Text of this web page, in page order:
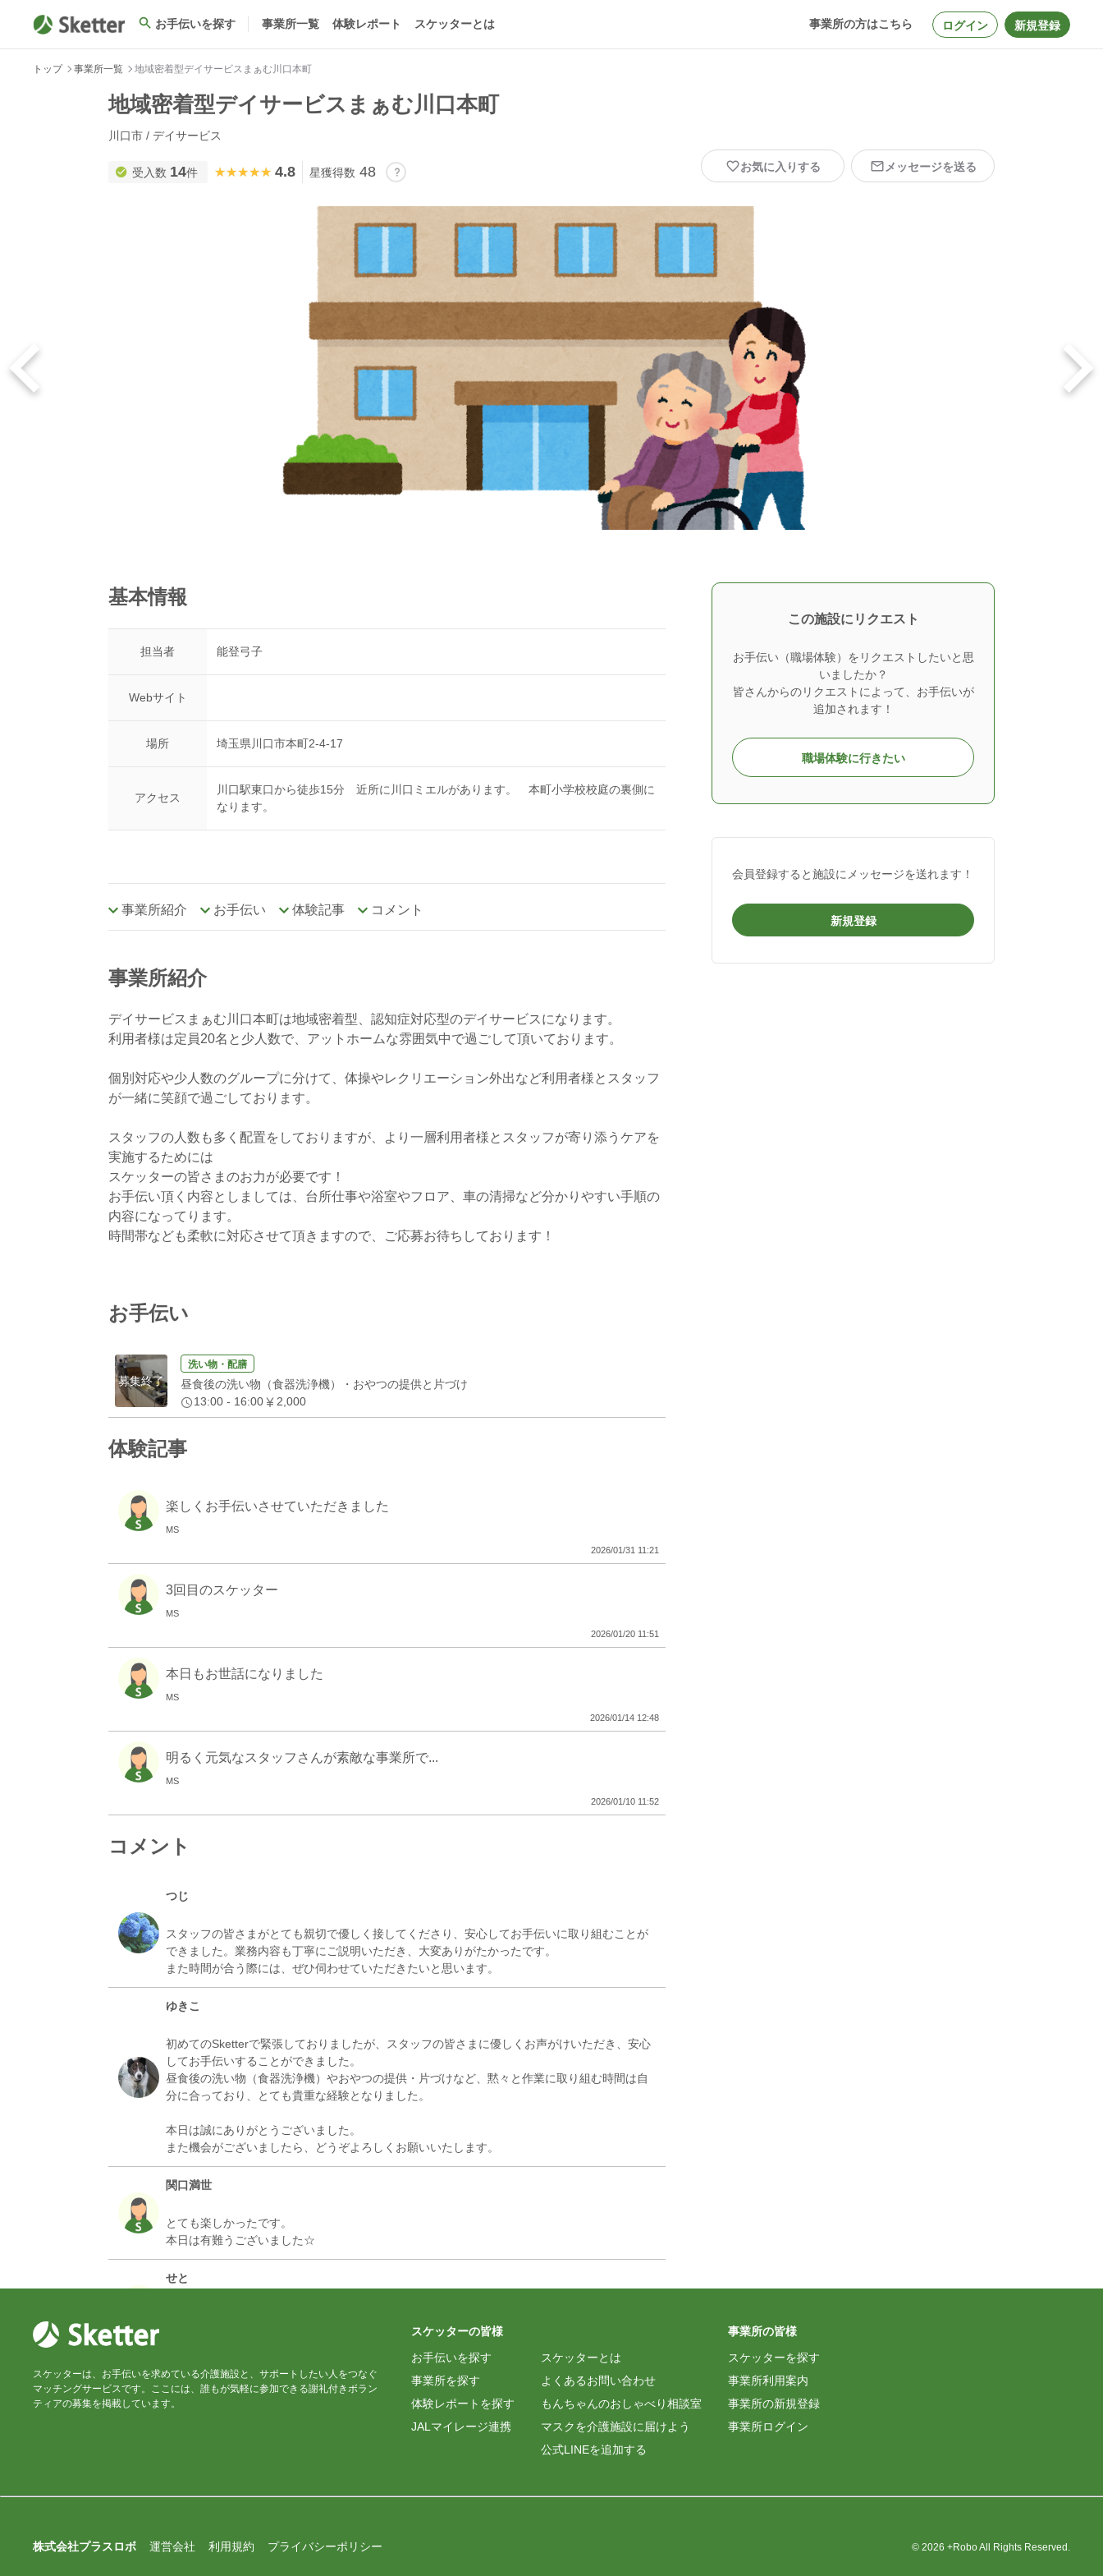
お手伝いを探す 事業所一覧 体験レポート スケッターとは 事業所の方はこちら ログイン 新規登録
トップ 事業所一覧 地域密着型デイサービスまぁむ川口本町
地域密着型デイサービスまぁむ川口本町
川口市 / デイサービス
受入数 14件 ★★★★★
★★★★★ 4.8 星獲得数 48 お気に入りする メッセージを送る
基本情報
担当者 能登弓子
Webサイト
場所 埼玉県川口市本町2-4-17
アクセス
川口駅東口から徒歩15分 近所に川口ミエルがあります。 本町小学校校庭の裏側に
なります。
事業所紹介 お手伝い 体験記事 コメント
事業所紹介
デイサービスまぁむ川口本町は地域密着型、認知症対応型のデイサービスになります。
利用者様は定員20名と少人数で、アットホームな雰囲気中で過ごして頂いております。
個別対応や少人数のグループに分けて、体操やレクリエーション外出など利用者様とスタッフ
が一緒に笑顔で過ごしております。
スタッフの人数も多く配置をしておりますが、より一層利用者様とスタッフが寄り添うケアを
実施するためには
スケッターの皆さまのお力が必要です！
お手伝い頂く内容としましては、台所仕事や浴室やフロア、車の清掃など分かりやすい手順の
内容になってります。
時間帯なども柔軟に対応させて頂きますので、ご応募お待ちしております！
お手伝い
募集終了
洗い物・配膳
昼食後の洗い物（食器洗浄機）・おやつの提供と片づけ
13:00 - 16:00
2,000
体験記事
楽しくお手伝いさせていただきました
MS
2026/01/31 11:21
3回目のスケッター
MS
2026/01/20 11:51
本日もお世話になりました
MS
2026/01/14 12:48
明るく元気なスタッフさんが素敵な事業所で...
MS
2026/01/10 11:52
コメント
つじ
スタッフの皆さまがとても親切で優しく接してくださり、安心してお手伝いに取り組むことが
できました。業務内容も丁寧にご説明いただき、大変ありがたかったです。
ゆきこ
初めてのSketterで緊張しておりましたが、スタッフの皆さまに優しくお声がけいただき、安心
してお手伝いすることができました。
昼食後の洗い物（食器洗浄機）やおやつの提供・片づけなど、黙々と作業に取り組む時間は自
分に合っており、とても貴重な経験となりました。
本日は誠にありがとうございました。
関口満世
とても楽しかったです。
せと
つじ
つじ
この施設にリクエスト
お手伝い（職場体験）をリクエストしたいと思
いましたか？
皆さんからのリクエストによって、お手伝いが
追加されます！
職場体験に行きたい
会員登録すると施設にメッセージを送れます！
新規登録
スケッターは、お手伝いを求めている介護施設と、サポートしたい人をつなぐ
マッチングサービスです。ここには、誰もが気軽に参加できる謝礼付きボラン
ティアの募集を掲載しています。
スケッターの皆様
お手伝いを探す
事業所を探す
体験レポートを探す
JALマイレージ連携
スケッターとは
よくあるお問い合わせ
もんちゃんのおしゃべり相談室
マスクを介護施設に届けよう
公式LINEを追加する
事業所の皆様
スケッターを探す
事業所利用案内
事業所の新規登録
事業所ログイン
株式会社プラスロボ 運営会社 利用規約 プライバシーポリシー © 2026 +Robo All Rights Reserved.